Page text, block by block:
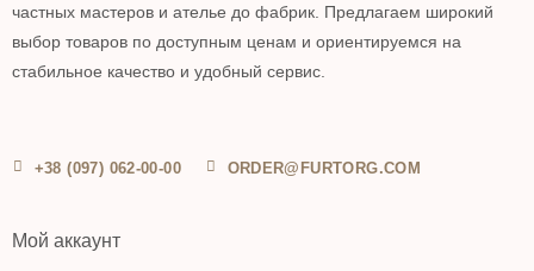
частных мастеров и ателье до фабрик. Предлагаем широкий
выбор товаров по доступным ценам и ориентируемся на
стабильное качество и удобный сервис.
+38 (097) 062-00-00 ORDER@FURTORG.COM
Мой аккаунт